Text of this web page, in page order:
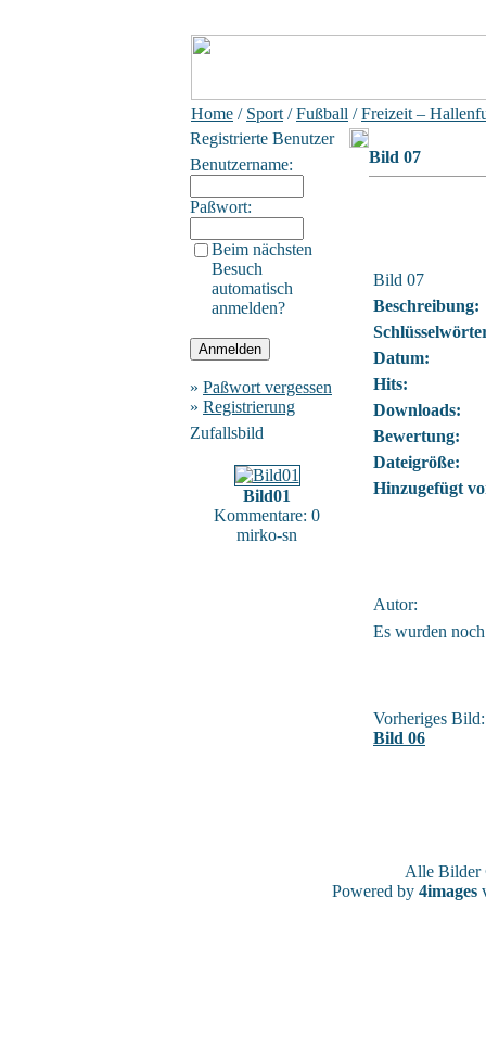
Home / Sport /Fußball /Freizeit –
Registrierte Benutzer
Benutzername:
Paßwort:
Beim nächsten
Besuch
automatisch
anmelden?
» Paßwort vergessen
» Registrierung
Zufallsbild
Bild01
Kommentare: 0
mirko-sn
Bild 07
Bild 07
Beschreibung:
Datum:
Hits:
Downloads:
Bewertung:
Dateigröße:
Hinzugefügt
Autor:
Es wurden
Vorheriges Bild:
Bild 06
Alle
Powered by 4images